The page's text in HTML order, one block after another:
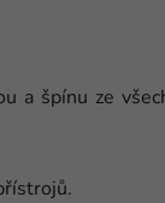
a špínu ze